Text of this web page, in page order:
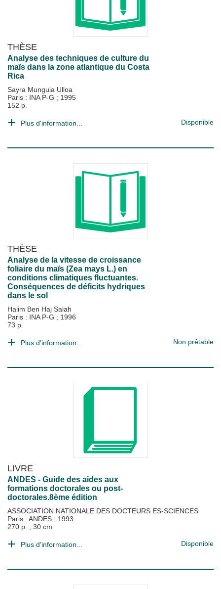
THÈSE
Analyse des techniques de culture du
maïs dans la zone atlantique du Costa
Rica
Sayra Munguia Ulloa
Paris : INA P-G ; 1995
152 p.
Plus d'information... Disponible
THÈSE
Analyse de la vitesse de croissance
foliaire du maïs (Zea mays L.) en
conditions climatiques fluctuantes.
Conséquences de déficits hydriques
dans le sol
Halim Ben Haj Salah
Paris : INA P-G ; 1996
73 p.
Plus d'information... Non prêtable
LIVRE
ANDES - Guide des aides aux
formations doctorales ou post-
doctorales.8ème édition
ASSOCIATION NATIONALE DES DOCTEURS ES-SCIENCES
Paris : ANDES ; 1993
270 p. ; 30 cm
Plus d'information... Disponible